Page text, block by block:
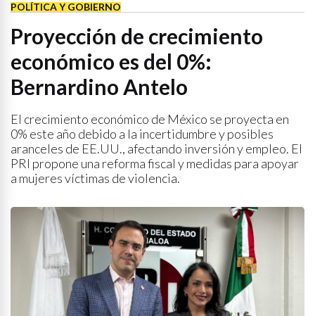
POLÍTICA Y GOBIERNO
Proyección de crecimiento
económico es del 0%:
Bernardino Antelo
El crecimiento económico de México se proyecta en
0% este año debido a la incertidumbre y posibles
aranceles de EE.UU., afectando inversión y empleo. El
PRI propone una reforma fiscal y medidas para apoyar
a mujeres víctimas de violencia.